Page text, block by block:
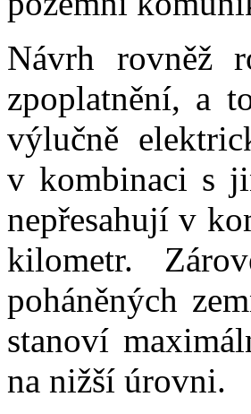
Návrh rovněž
zpoplatnění, a
výlučně
v kombinaci s
nepřesahují v
kilometr.
poháněných
stanoví
na nižší úrovni.